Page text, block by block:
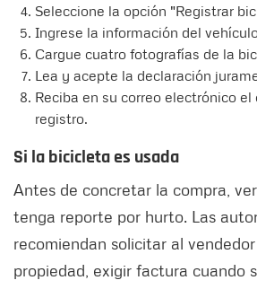
Seleccione la opción "Registrar
Ingrese la información del
Cargue cuatro fotografías de la
Lea y acepte la declaración
Reciba en su correo electrónico
registro.
Si la bicicleta es usada
Antes de concretar la compra,
tenga reporte por hurto. Las
recomiendan solicitar al
propiedad, exigir factura cuando